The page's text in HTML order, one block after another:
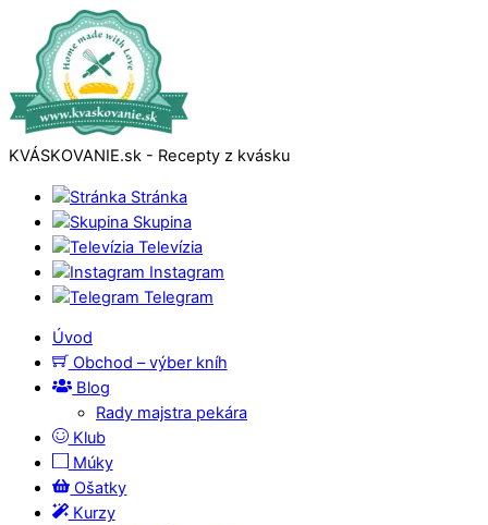
KVÁSKOVANIE.sk - Recepty z kvásku
Stránka
Skupina
Televízia
Instagram
Telegram
Úvod
Obchod – výber kníh
Blog
Rady majstra pekára
Klub
Múky
Ošatky
Kurzy